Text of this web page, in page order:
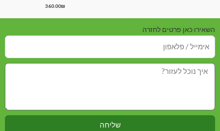
דורג360.00₪
השאירו כאן פרטים לחזרה
שליחה